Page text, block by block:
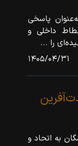
پاسخی
داخلی و
را ...
۱۴۰۵/۰۴/۳۱
به اتحاد و